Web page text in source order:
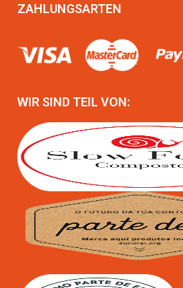
ZAHLUNGSARTEN
WIR SIND TEIL VON: